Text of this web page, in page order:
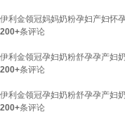
伊利金领冠妈妈奶粉孕妇产妇怀
200+条评论
伊利金领冠孕妇奶粉舒孕孕产妇
200+条评论
伊利金领冠孕妇奶粉舒孕孕产妇
200+条评论